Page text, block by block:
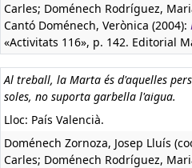
Carles; Doménech Rodríguez,
Cantó Doménech, Verònica (2004):
«Activitats 116», p. 142. Editorial
Al treball, la Marta és d'aquelles
soles, no suporta garbella l'aigua.
Lloc: País Valencià.
Doménech Zornoza, Josep Lluís
Carles; Doménech Rodríguez,